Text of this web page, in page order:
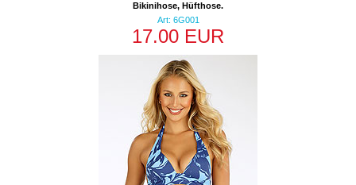
Bikinihose, Hüfthose.
Art: 6G001
17.00 EUR